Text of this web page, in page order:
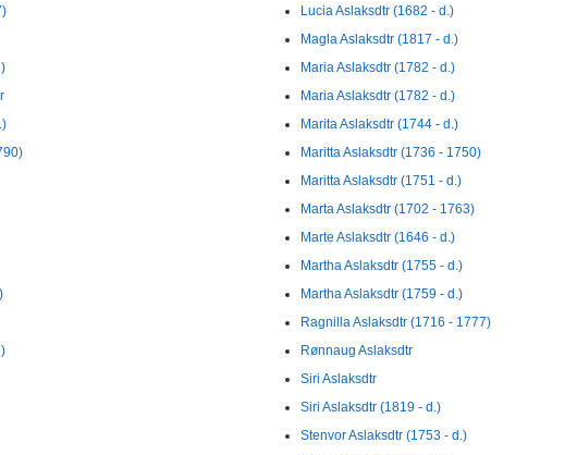
Lucia Aslaksdtr (1682 - d.)
Magla Aslaksdtr (1817 - d.)
Maria Aslaksdtr (1782 - d.)
Maria Aslaksdtr (1782 - d.)
Marita Aslaksdtr (1744 - d.)
Maritta Aslaksdtr (1736 - 1750)
Maritta Aslaksdtr (1751 - d.)
Marta Aslaksdtr (1702 - 1763)
Marte Aslaksdtr (1646 - d.)
Martha Aslaksdtr (1755 - d.)
Martha Aslaksdtr (1759 - d.)
Ragnilla Aslaksdtr (1716 - 1777)
Rønnaug Aslaksdtr
Siri Aslaksdtr
Siri Aslaksdtr (1819 - d.)
Stenvor Aslaksdtr (1753 - d.)